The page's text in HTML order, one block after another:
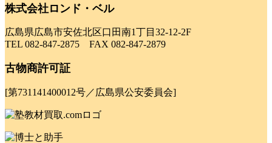
株式会社ロンド・ベル
広島県広島市安佐北区口田南1丁目32-12-2F
TEL 082-847-2875 FAX 082-847-2879
古物商許可証
[第731141400012号／広島県公安委員会]